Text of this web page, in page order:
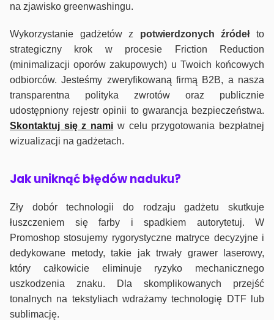
na zjawisko greenwashingu.
Wykorzystanie gadżetów z potwierdzonych źródełto
strategiczny krok w procesie Friction Reduction
(minimalizacji oporów zakupowych) u Twoich końcowych
odbiorców. Jesteśmy zweryfikowaną firmą B2B, a nasza
transparentna polityka zwrotów oraz publicznie
udostępniony rejestr opinii to gwarancja bezpieczeństwa.
Skontaktuj się z nami w celu przygotowania bezpłatnej
wizualizacji na gadżetach.
Jak uniknąć błędów naduku?
Zły dobór technologii do rodzaju gadżetu skutkuje
łuszczeniem się farby i spadkiem autorytetuj. W
Promoshop stosujemy rygorystyczne matryce decyzyjne i
dedykowane metody, takie jak trwały grawer laserowy,
który całkowicie eliminuje ryzyko mechanicznego
uszkodzenia znaku. Dla skomplikowanych przejść
tonalnych na tekstyliach wdrażamy technologię DTF lub
sublimację.